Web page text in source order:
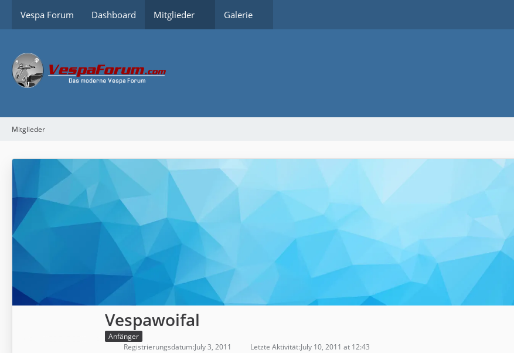
Vespa Forum Dashboard Mitglieder Galerie
Mitglieder
Vespawoifal
Anfänger
Registrierungsdatum July 3, 2011 Letzte Aktivität July 10, 2011 at 12:43